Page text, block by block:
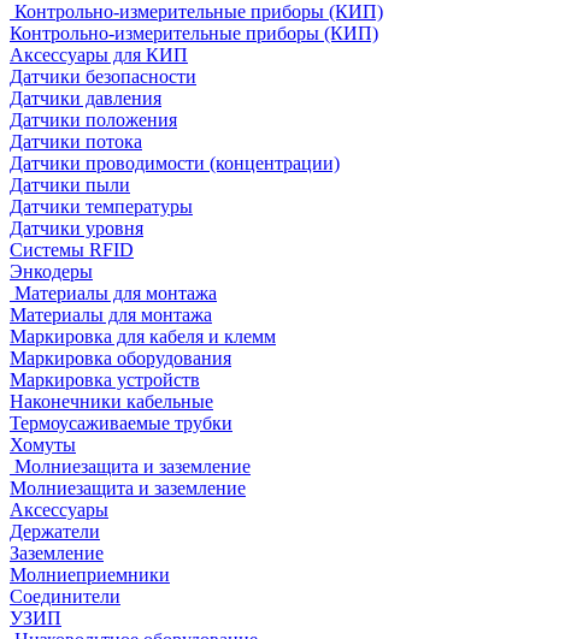
Контрольно-измерительные приборы (КИП)
Контрольно-измерительные приборы (КИП)
Аксессуары для КИП
Датчики безопасности
Датчики давления
Датчики положения
Датчики потока
Датчики проводимости (концентрации)
Датчики пыли
Датчики температуры
Датчики уровня
Системы RFID
Энкодеры
Материалы для монтажа
Материалы для монтажа
Маркировка для кабеля и клемм
Маркировка оборудования
Маркировка устройств
Наконечники кабельные
Термоусаживаемые трубки
Хомуты
Молниезащита и заземление
Молниезащита и заземление
Аксессуары
Держатели
Заземление
Молниеприемники
Соединители
УЗИП